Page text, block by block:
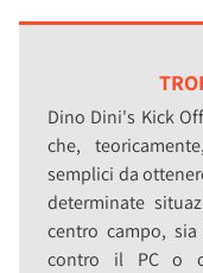
Dino Dini's Kick
che,
semplici da
determinate
centro campo,
contro il PC o